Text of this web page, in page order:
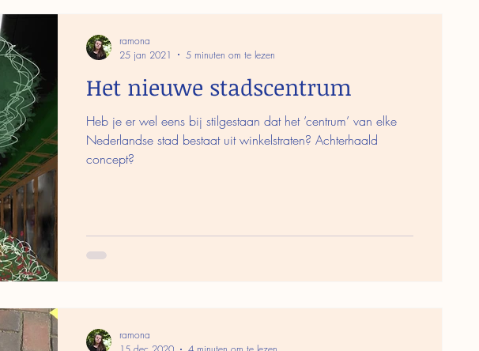
Het nieuwe stadscentrum
Heb je er wel eens bij stilgestaan dat het ‘centrum’ van elke
Nederlandse stad bestaat uit winkelstraten? Achterhaald
concept?
ramona
25 jan 2021
5 minuten om te lezen
ramona